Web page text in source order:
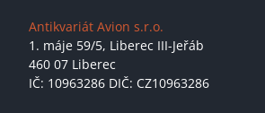
Antikvariát Avion s.r.o.
1. máje 59/5, Liberec III-Jeřáb
460 07 Liberec
IČ: 10963286 DIČ: CZ10963286